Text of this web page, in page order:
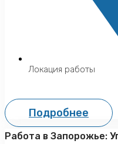
Локация работы
Подробнее
Работа в Запорожье: